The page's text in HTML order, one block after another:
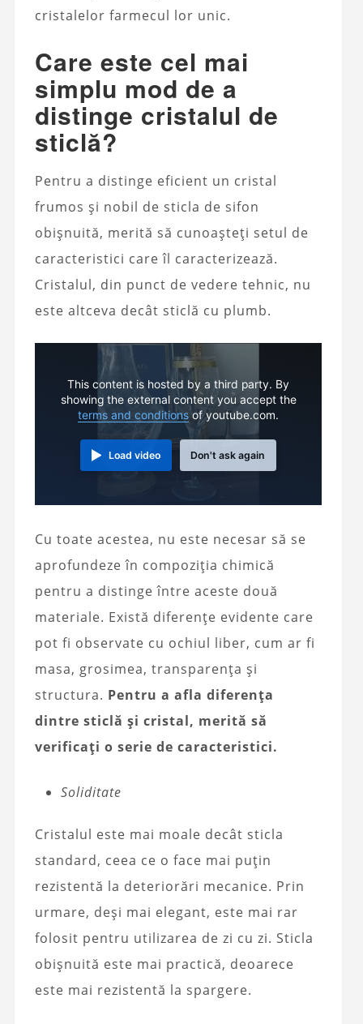
cristalelor farmecul lor unic.
Care este cel mai
simplu mod de a
distinge cristalul de
sticlă?
Pentru a distinge eficient un cristal
frumos și nobil de sticla de sifon
obișnuită, merită să cunoașteți setul de
caracteristici care îl caracterizează.
Cristalul, din punct de vedere tehnic, nu
este altceva decât sticlă cu plumb.
This content is hosted by a third party. By
showing the external content you accept the
terms and conditions of youtube.com.
Load video Don't ask again
Cu toate acestea, nu este necesar să se
aprofundeze în compoziția chimică
pentru a distinge între aceste două
materiale. Există diferențe evidente care
pot fi observate cu ochiul liber, cum ar fi
masa, grosimea, transparența și
structura. Pentru a afla diferența
dintre sticlă și cristal, merită să
verificați o serie de caracteristici.
Soliditate
Cristalul este mai moale decât sticla
standard, ceea ce o face mai puțin
rezistentă la deteriorări mecanice. Prin
urmare, deși mai elegant, este mai rar
folosit pentru utilizarea de zi cu zi. Sticla
obișnuită este mai practică, deoarece
este mai rezistentă la spargere.